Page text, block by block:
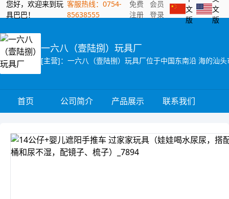
您好，欢迎来到玩
具巴巴！
客服热线：0754-
85638555
免费
注册
会员
登录
文
版
文
版
一六八（壹陆捌）玩具厂
首页 公司简介 产品展示 联系我们